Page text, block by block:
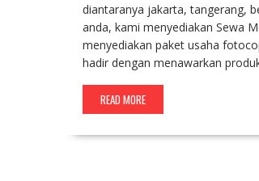
diantaranya jakarta, tangerang,
anda, kami menyediakan Sewa
menyediakan paket usaha
hadir dengan menawarkan
READ MORE